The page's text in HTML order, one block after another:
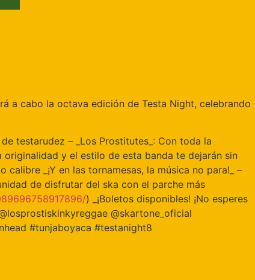
a cabo la octava edición de Testa Night, celebrando
testarudez – _Los Prostitutes_: Con toda la
originalidad y el estilo de esta banda te dejarán sin
_¡Y en las tornamesas, la música no para!_ –
de disfrutar del ska con el parche más
) _¡Boletos disponibles! ¡No esperes
@skartone_oficial
#tunjaboyaca #testanight8